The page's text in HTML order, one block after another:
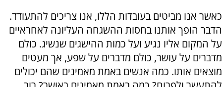
כאשר אנו מביטים בעובדות הללו, אנו צריכים להתעודד.
הדבר הופך אותנו בחסות ההשגחה העליונה לאחראיים
על המקום אליו נגיע ועל כמות ההישגים שנשיג. כולם
מדברים על עושר, כולם מדברים על שפע, אך מעטים
מוצאים אותו. כמה אנשים באמת מאמינים שהם יכולים